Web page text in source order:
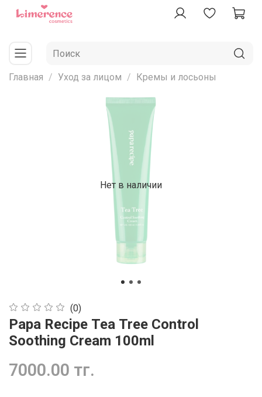
Главная Уход за лицом Кремы и лосьоны
Нет в наличии
(0)
Papa Recipe Tea Tree Control
Soothing Cream 100ml
7000.00 тг.